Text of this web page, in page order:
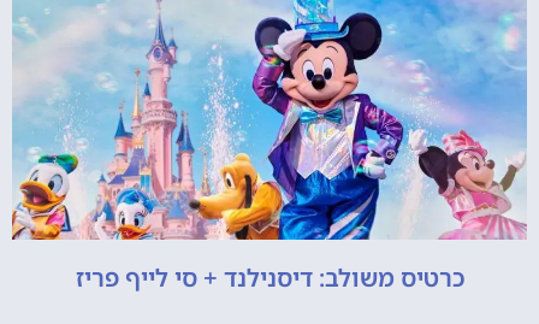
כרטיס משולב: דיסנילנד + סי לייף פריז